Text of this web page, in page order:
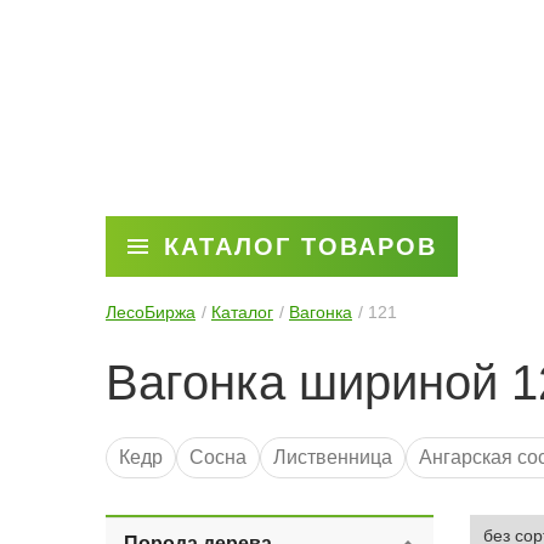
КАТАЛОГ ТОВАРОВ
ЛесоБиржа Каталог Вагонка 121
Вагонка шириной
Кедр Сосна Лиственница Ангарская